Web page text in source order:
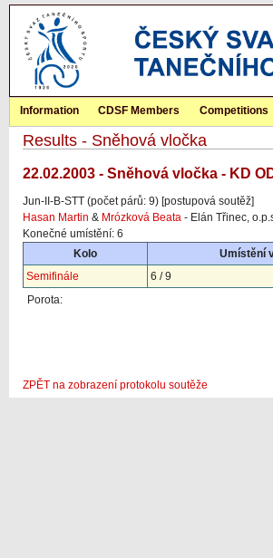
Information CDSF Members Competitions
Results - Sněhová vločka
22.02.2003 - Sněhová vločka - KD
Jun-II-B-STT (počet párů: 9) [postupová soutěž]
Hasan Martin & Mrózková Beata - Elán Třinec,
Konečné umístění: 6
Kolo
Umístění
Semifinále
6 / 9
Porota:
ZPĚT na zobrazení protokolu soutěže